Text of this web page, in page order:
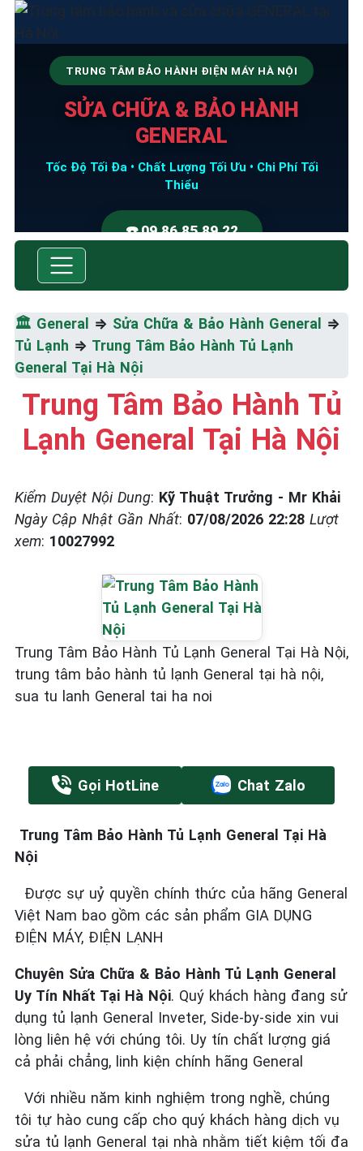
TRUNG TÂM BẢO HÀNH ĐIỆN MÁY HÀ NỘI
SỬA CHỮA & BẢO HÀNH
GENERAL
Tốc Độ Tối Đa • Chất Lượng Tối Ưu • Chi Phí Tối
Thiểu
☎️ 09.86.85.89.22
🏛️ General ⇒ Sửa Chữa & Bảo Hành General
⇒
Tủ Lạnh ⇒ Trung Tâm Bảo Hành Tủ Lạnh
General Tại Hà Nội
Trung Tâm Bảo Hành Tủ
Lạnh General Tại Hà Nội
Kiểm Duyệt Nội Dung: Kỹ Thuật Trưởng - Mr Khải
Ngày Cập Nhật Gần Nhất: 07/08/2026 22:28 Lượt
xem: 10027992
Trung Tâm Bảo Hành Tủ Lạnh General Tại Hà Nội,
trung tâm bảo hành tủ lạnh General tại hà nội,
sua tu lanh General tai ha noi
Gọi HotLine Chat Zalo
Trung Tâm Bảo Hành Tủ Lạnh General Tại Hà
Nội
Được sự uỷ quyền chính thức của hãng General
Việt Nam bao gồm các sản phẩm GIA DỤNG
ĐIỆN MÁY, ĐIỆN LẠNH
Chuyên Sửa Chữa & Bảo Hành Tủ Lạnh General
Uy Tín Nhất Tại Hà Nội. Quý khách hàng đang sử
dụng tủ lạnh General Inveter, Side-by-side xin vui
lòng liên hệ với chúng tôi. Uy tín chất lượng giá
cả phải chẳng, linh kiện chính hãng General
Với nhiều năm kinh nghiệm trong nghề, chúng
tôi tự hào cung cấp cho quý khách hàng dịch vụ
sửa tủ lạnh General tại nhà nhằm tiết kiệm tối đa